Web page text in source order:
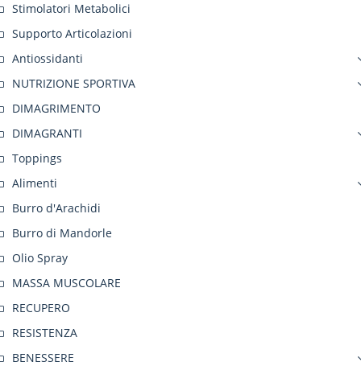
Stimolatori Metabolici
Supporto Articolazioni
Antiossidanti
NUTRIZIONE SPORTIVA
DIMAGRIMENTO
DIMAGRANTI
Toppings
Alimenti
Burro d'Arachidi
Burro di Mandorle
Olio Spray
MASSA MUSCOLARE
RECUPERO
RESISTENZA
BENESSERE